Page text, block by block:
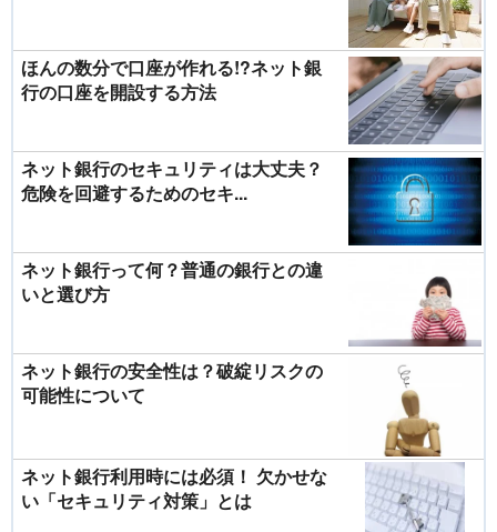
ほんの数分で口座が作れる!?ネット銀
行の口座を開設する方法
ネット銀行のセキュリティは大丈夫？
危険を回避するためのセキ...
ネット銀行って何？普通の銀行との違
いと選び方
ネット銀行の安全性は？破綻リスクの
可能性について
ネット銀行利用時には必須！ 欠かせな
い「セキュリティ対策」とは